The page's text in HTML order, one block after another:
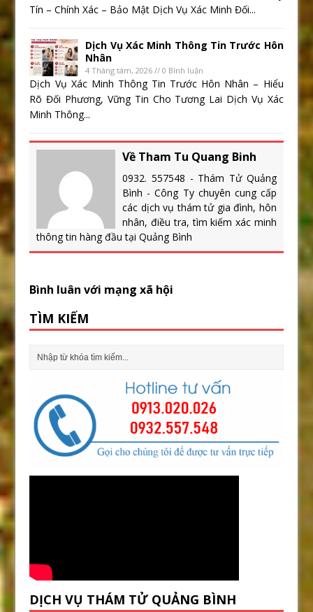
Tín – Chính Xác – Bảo Mật Dịch Vụ Xác Minh Đối...
Dịch Vụ Xác Minh Thông Tin Trước Hôn
Nhân
4 Tháng tám, 2026 // 0 Bình luận
Dịch Vụ Xác Minh Thông Tin Trước Hôn Nhân – Hiểu
Rõ Đối Phương, Vững Tin Cho Tương Lai Dịch Vụ Xác
Minh Thông...
Về Tham Tu Quang Binh
0932. 557548 - Thám Tử Quảng
Bình - Công Ty chuyên cung cấp
các dịch vụ thám tử gia đình, hôn
nhân, điều tra, tìm kiếm xác minh
thông tin hàng đầu tại Quảng Bình
Bình luân với mạng xã hội
TÌM KIẾM
DỊCH VỤ THÁM TỬ QUẢNG BÌNH